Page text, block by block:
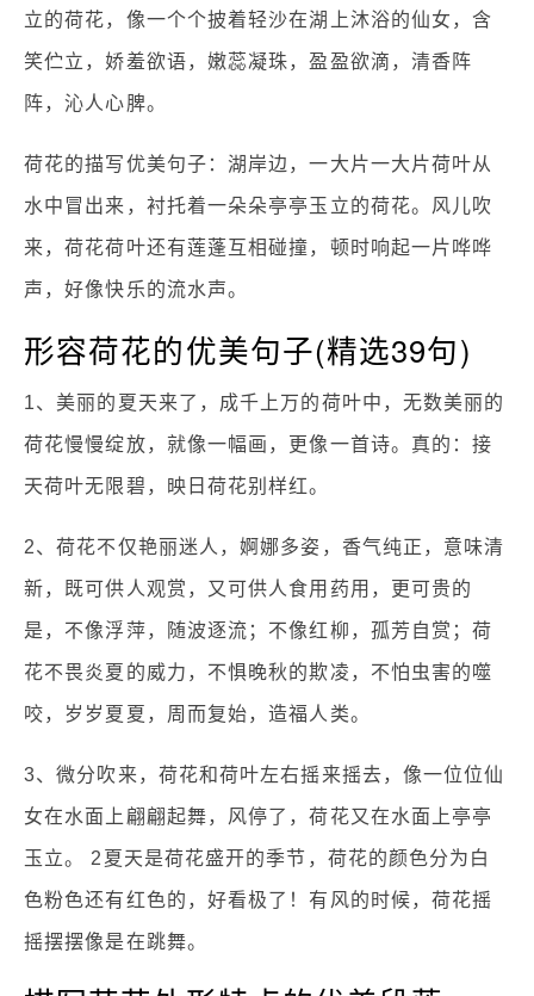
立的荷花，像一个个披着轻沙在湖上沐浴的仙女，含
笑伫立，娇羞欲语，嫩蕊凝珠，盈盈欲滴，清香阵
阵，沁人心脾。
荷花的描写优美句子：湖岸边，一大片一大片荷叶从
水中冒出来，衬托着一朵朵亭亭玉立的荷花。风儿吹
来，荷花荷叶还有莲蓬互相碰撞，顿时响起一片哗哗
声，好像快乐的流水声。
形容荷花的优美句子(精选39句)
1、美丽的夏天来了，成千上万的荷叶中，无数美丽的
荷花慢慢绽放，就像一幅画，更像一首诗。真的：接
天荷叶无限碧，映日荷花别样红。
2、荷花不仅艳丽迷人，婀娜多姿，香气纯正，意味清
新，既可供人观赏，又可供人食用药用，更可贵的
是，不像浮萍，随波逐流；不像红柳，孤芳自赏；荷
花不畏炎夏的威力，不惧晚秋的欺凌，不怕虫害的噬
咬，岁岁夏夏，周而复始，造福人类。
3、微分吹来，荷花和荷叶左右摇来摇去，像一位位仙
女在水面上翩翩起舞，风停了，荷花又在水面上亭亭
玉立。 2夏天是荷花盛开的季节，荷花的颜色分为白
色粉色还有红色的，好看极了！有风的时候，荷花摇
摇摆摆像是在跳舞。